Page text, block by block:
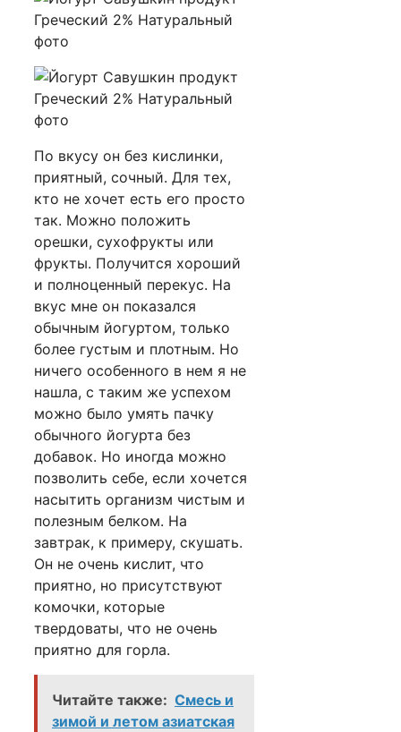
По вкусу он без кислинки,
приятный, сочный. Для тех,
кто не хочет есть его просто
так. Можно положить
орешки, сухофрукты или
фрукты. Получится хороший
и полноценный перекус. На
вкус мне он показался
обычным йогуртом, только
более густым и плотным. Но
ничего особенного в нем я не
нашла, с таким же успехом
можно было умять пачку
обычного йогурта без
добавок. Но иногда можно
позволить себе, если хочется
насытить организм чистым и
полезным белком. На
завтрак, к примеру, скушать.
Он не очень кислит, что
приятно, но присутствуют
комочки, которые
твердоваты, что не очень
приятно для горла.
Читайте также: Смесь и
зимой и летом азиатская